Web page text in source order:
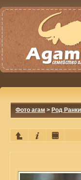
Фото агам > Род